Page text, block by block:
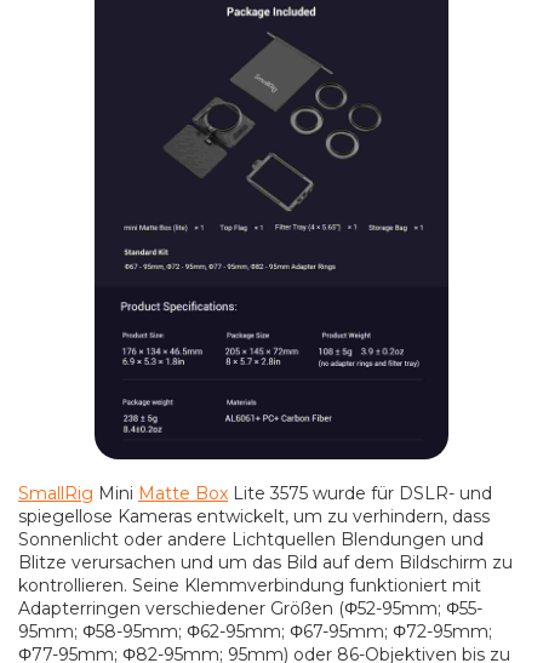
SmallRig Mini Matte Box Lite 3575 wurde für DSLR- und
spiegellose Kameras entwickelt, um zu verhindern, dass
Sonnenlicht oder andere Lichtquellen Blendungen und
Blitze verursachen und um das Bild auf dem Bildschirm zu
kontrollieren. Seine Klemmverbindung funktioniert mit
Adapterringen verschiedener Größen (Φ52-95mm; Φ55-
95mm; Φ58-95mm; Φ62-95mm; Φ67-95mm; Φ72-95mm;
Φ77-95mm; Φ82-95mm; 95mm) oder 86-Objektiven bis zu